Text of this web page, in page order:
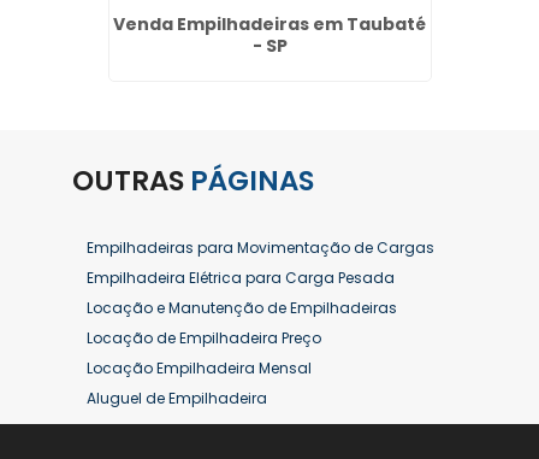
Venda Empilhadeiras em Taubaté
- SP
OUTRAS PÁGINAS
Empilhadeiras para Movimentação de Cargas
Empilhadeira Elétrica para Carga Pesada
Locação e Manutenção de Empilhadeiras
Locação de Empilhadeira Preço
Locação Empilhadeira Mensal
Aluguel de Empilhadeira
Aluguel de Empilhadeira a Combustão